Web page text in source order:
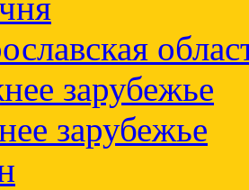
зарубежье
зарубежье